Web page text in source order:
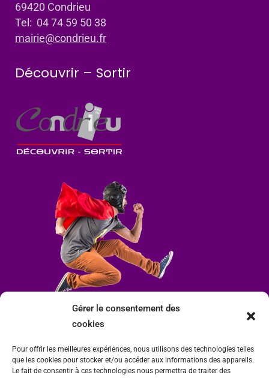
Gérer le consentement des
cookies
Pour offrir les meilleures expériences, nous utilisons des technologies telles
que les cookies pour stocker et/ou accéder aux informations des appareils.
Le fait de consentir à ces technologies nous permettra de traiter des
69420 Condrieu
Tel: 04 74 59 50 38
mairie@condrieu.fr
Découvrir – Sortir